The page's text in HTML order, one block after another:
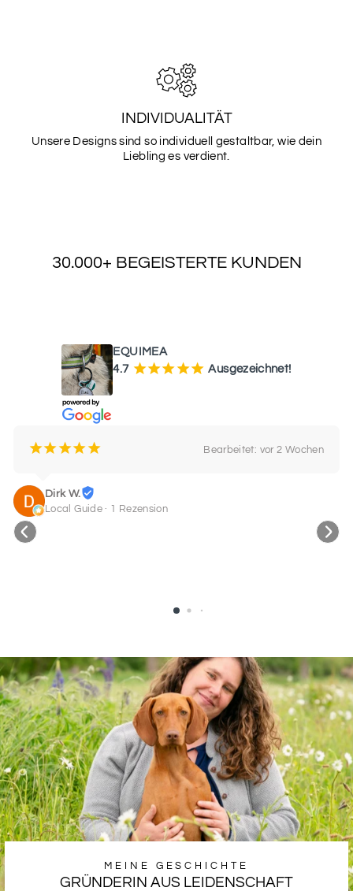
INDIVIDUALITÄT
Unsere Designs sind so individuell gestaltbar, wie dein
Liebling es verdient.
30.000+ BEGEISTERTE KUNDEN
EQUIMEA
4.7 ¡¡¡¡¡ Ausgezeichnet!
¡¡¡¡¡ Bearbeitet: vor 2 Wochen
Dirk W.
Local Guide · 1 Rezension
MEINE GESCHICHTE
GRÜNDERIN AUS LEIDENSCHAFT